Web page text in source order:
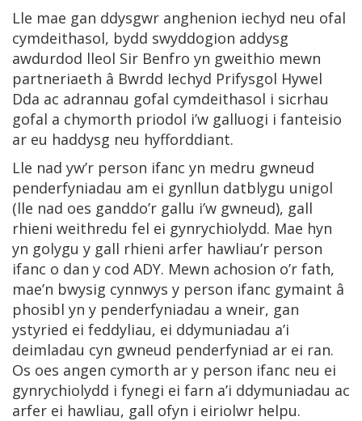
Lle mae gan ddysgwr anghenion iechyd neu ofal
cymdeithasol, bydd swyddogion addysg
awdurdod lleol Sir Benfro yn gweithio mewn
partneriaeth â Bwrdd Iechyd Prifysgol Hywel
Dda ac adrannau gofal cymdeithasol i sicrhau
gofal a chymorth priodol i’w galluogi i fanteisio
ar eu haddysg neu hyfforddiant.
Lle nad yw’r person ifanc yn medru gwneud
penderfyniadau am ei gynllun datblygu unigol
(lle nad oes ganddo’r gallu i’w gwneud), gall
rhieni weithredu fel ei gynrychiolydd. Mae hyn
yn golygu y gall rhieni arfer hawliau’r person
ifanc o dan y cod ADY. Mewn achosion o’r fath,
mae’n bwysig cynnwys y person ifanc gymaint â
phosibl yn y penderfyniadau a wneir, gan
ystyried ei feddyliau, ei ddymuniadau a’i
deimladau cyn gwneud penderfyniad ar ei ran.
Os oes angen cymorth ar y person ifanc neu ei
gynrychiolydd i fynegi ei farn a’i ddymuniadau ac
arfer ei hawliau, gall ofyn i eiriolwr helpu.